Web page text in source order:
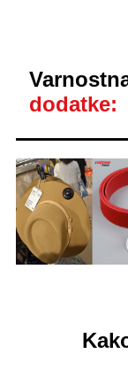
dodatke: